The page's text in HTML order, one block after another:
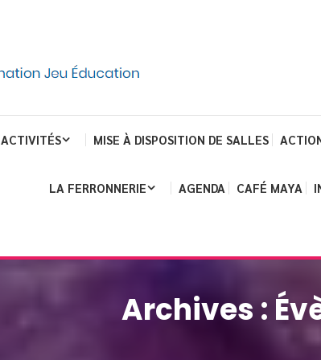
ACTIVITÉS MISE À DISPOSITION DE SALLES
LA FERRONNERIE AGENDA CAFÉ MAYA
Archives :